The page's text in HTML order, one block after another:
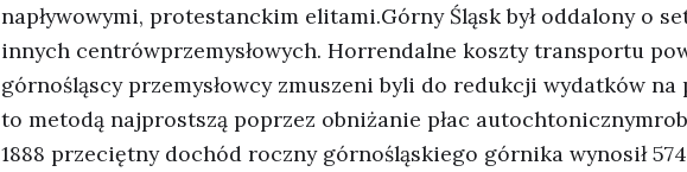
napływowymi, protestanckim elitami.Górny Śląsk był oddalony o
innych centrówprzemysłowych. Horrendalne koszty transportu
górnośląscy przemysłowcy zmuszeni byli do redukcji wydatków
to metodą najprostszą poprzez obniżanie płac
1888 przeciętny dochód roczny górnośląskiego górnika wynosił